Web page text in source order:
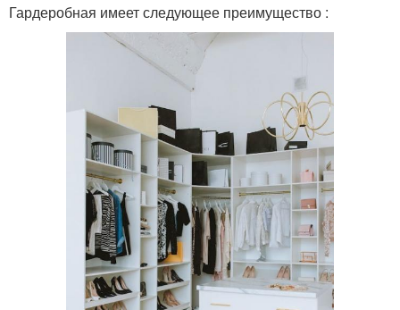
Гардеробная имеет следующее преимущество :